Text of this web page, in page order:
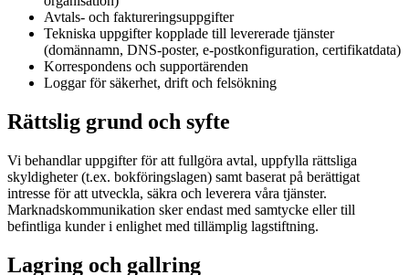
Avtals- och faktureringsuppgifter
Tekniska uppgifter kopplade till levererade tjänster
(domännamn, DNS-poster, e-postkonfiguration, certifikatdata)
Korrespondens och supportärenden
Loggar för säkerhet, drift och felsökning
Rättslig grund och syfte
Vi behandlar uppgifter för att fullgöra avtal, uppfylla rättsliga
skyldigheter (t.ex. bokföringslagen) samt baserat på berättigat
intresse för att utveckla, säkra och leverera våra tjänster.
Marknadskommunikation sker endast med samtycke eller till
befintliga kunder i enlighet med tillämplig lagstiftning.
Lagring och gallring